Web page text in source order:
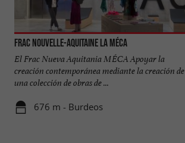
Frac Nouvelle-Aquitaine La MÉCA
El Frac Nueva Aquitania MÉCA Apoyar la
creación contemporánea mediante la creación de
una colección de obras de ...
676 m - Burdeos